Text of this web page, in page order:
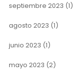
septiembre 2023 (1)
agosto 2023 (1)
junio 2023 (1)
mayo 2023 (2)